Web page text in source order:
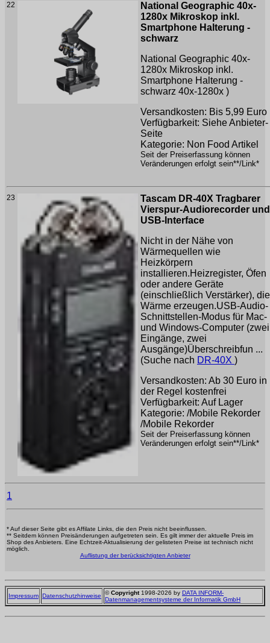
22
National Geographic 40x-
1280x Mikroskop inkl.
Smartphone Halterung -
schwarz
National Geographic 40x-
1280x Mikroskop inkl.
Smartphone Halterung -
schwarz 40x-1280x )
Versandkosten: Bis 5,99 Euro
Verfügbarkeit: Siehe Anbieter-
Seite
Kategorie: Non Food Artikel
Seit der Preiserfassung können
Veränderungen erfolgt sein**/Link*
23
Tascam DR-40X Tragbarer
Vierspur-Audiorecorder und
USB-Interface
Nicht in der Nähe von
Wärmequellen wie
Heizkörpern
installieren.Heizregister, Öfen
oder andere Geräte
(einschließlich Verstärker), die
Wärme erzeugen.USB-Audio-
Schnittstellen-Modus für Mac-
und Windows-Computer (zwei
Eingänge, zwei
Ausgänge)Überschreibfun ...
(Suche nach DR-40X )
Versandkosten: Ab 30 Euro in
der Regel kostenfrei
Verfügbarkeit: Auf Lager
Kategorie: /Mobile Rekorder
/Mobile Rekorder
Seit der Preiserfassung können
Veränderungen erfolgt sein**/Link*
1
* Auf dieser Seite gibt es Affilate Links, die den Preis nicht beeinflussen.
** Seitdem können Preisänderungen aufgetreten sein. Es gilt immer der aktuelle Preis im
Shop des Anbieters. Eine Echtzeit-Aktualisierung der gelisteten Preise ist technisch nicht
möglich.
Auflistung der berücksichtigten Anbieter
Impressum Datenschutzhinweise ©Copyright1998-2026 by DATA INFORM-
Datenmanagementsysteme der Informatik GmbH